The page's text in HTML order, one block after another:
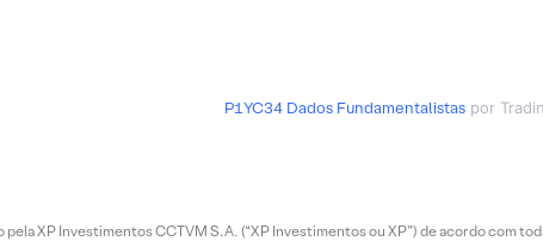
P1YC34 Dados Fundamentalistas por
XP Investimentos CCTVM S.A. (“XP Investimentos ou XP”) de acordo com